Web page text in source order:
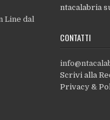
Line dal
ntacalabria
CONTATTI
Scrivi alla
Privacy &